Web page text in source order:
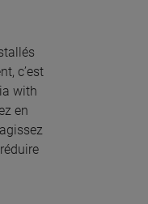
c’est
with
en